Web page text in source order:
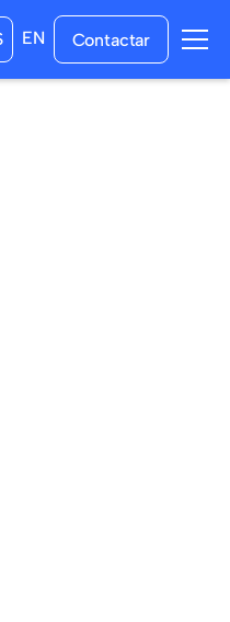
EN Contactar